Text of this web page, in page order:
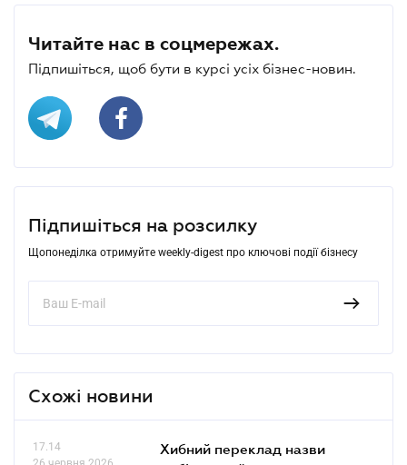
Читайте нас в соцмережах.
Підпишіться, щоб бути в курсі усіх бізнес-новин.
Підпишіться на розсилку
Щопонеділка отримуйте weekly-digest про ключові події бізнесу
Схожі новини
17.14
Хибний переклад назви